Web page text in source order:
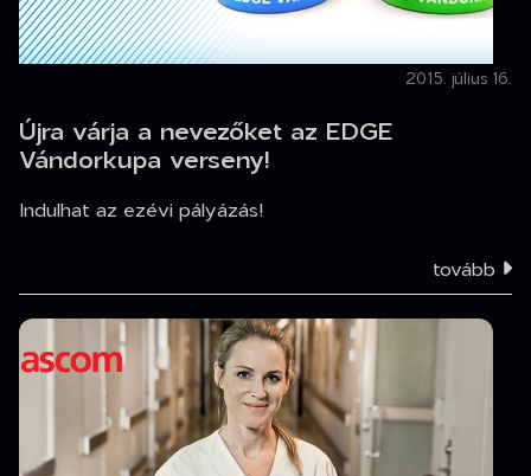
2015. július 16.
Újra várja a nevezőket az EDGE
Vándorkupa verseny!
Indulhat az ezévi pályázás!
tovább